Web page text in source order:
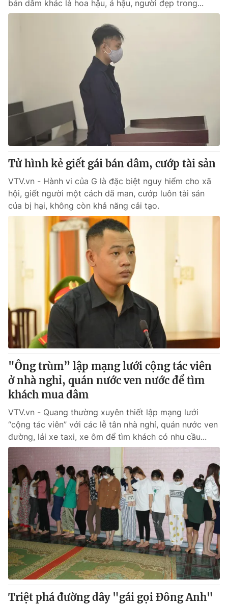
Khán giả
Âm nhạc
Du lịch
Chất lượng cuộc sống
Hitech Công nghệ tương lai
Thị trường
Tư vấn
Giao lưu trực tuyến
Lịch phát sóng
Chuyên mục khác
Emagazine Podcast
Photo Infographic
Shorts video
VTV Thể thao
VTV Sức khoẻ Bất động sản
Thị trường 24h Tấm lòng Việt
VTV4 Vươn mình bằng AI
VTV9 VTV8
THỜI BÁO VTV
Theo dõi báo trên
Cơ quan chủ quản:Đài Truyền hình Việt Nam
Cơ quan báo chí:Thời báo VTV
Giấy phép hoạt động báo in và báo điện tử số 483/GP-BTTTT
cấp ngày 29/12/2023
Tổng Biên tập:Vũ Thanh Thủy
Phó Tổng Biên tập:Nguyễn Thị Mỹ Hạnh, Phạm Quốc Thắng,
Nguyễn Trọng Ninh
bán dâm khác là hoa hậu, á hậu, người đẹp trong...
Tử hình kẻ giết gái bán dâm, cướp tài sản
VTV.vn - Hành vi của G là đặc biệt nguy hiểm cho xã
hội, giết người một cách dã man, cướp luôn tài sản
của bị hại, không còn khả năng cải tạo.
"Ông trùm” lập mạng lưới cộng tác viên
ở nhà nghỉ, quán nước ven nước để tìm
khách mua dâm
VTV.vn - Quang thường xuyên thiết lập mạng lưới
“cộng tác viên” với các lễ tân nhà nghỉ, quán nước ven
đường, lái xe taxi, xe ôm để tìm khách có nhu cầu...
Triệt phá đường dây "gái gọi Đông Anh"